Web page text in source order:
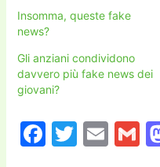
Insomma, queste fake
news?
Gli anziani condividono
davvero più fake news dei
giovani?
F
T
E
G